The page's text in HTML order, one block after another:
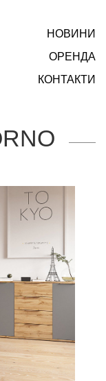
НОВИНИ
ОРЕНДА
КОНТАКТИ